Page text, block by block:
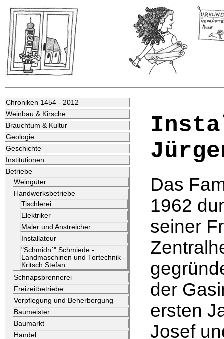
Chroniken 1454 - 2012
Weinbau & Kirsche
Brauchtum & Kultur
Geologie
Geschichte
Institutionen
Betriebe
Weingüter
Handwerksbetriebe
Tischlerei
Elektriker
Maler und Anstreicher
Installateur
"Schmidn´" Schmiede -
Landmaschinen und Tortechnik -
Kritsch Stefan
Schnapsbrennerei
Freizeitbetriebe
Verpflegung und Beherbergung
Baumeister
Baumarkt
Handel
Das
1962
seiner
der
ersten
Josef